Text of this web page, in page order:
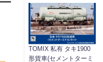
TOMIX 私有 タキ1900
形貨車(セメントターミ